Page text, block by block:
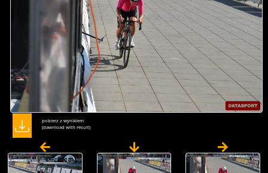
pobierz z wynikiem
(dawnload with result)